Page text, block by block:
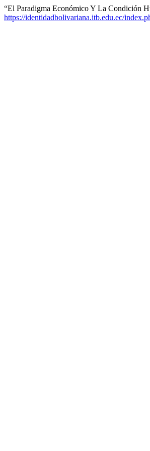
“El Paradigma Económico Y La Condición
https://identidadbolivariana.itb.edu.ec/